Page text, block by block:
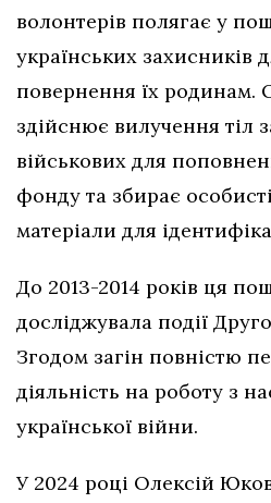
волонтерів полягає у
українських захисників
повернення їх родинам.
здійснює вилучення тіл
військових для
фонду та збирає
матеріали для
До 2013-2014 років ця
досліджувала події
Згодом загін повністю
діяльність на роботу з
української війни.
У 2024 році Олексій